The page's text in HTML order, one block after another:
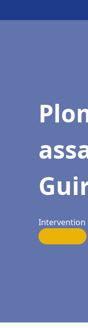
Intervention